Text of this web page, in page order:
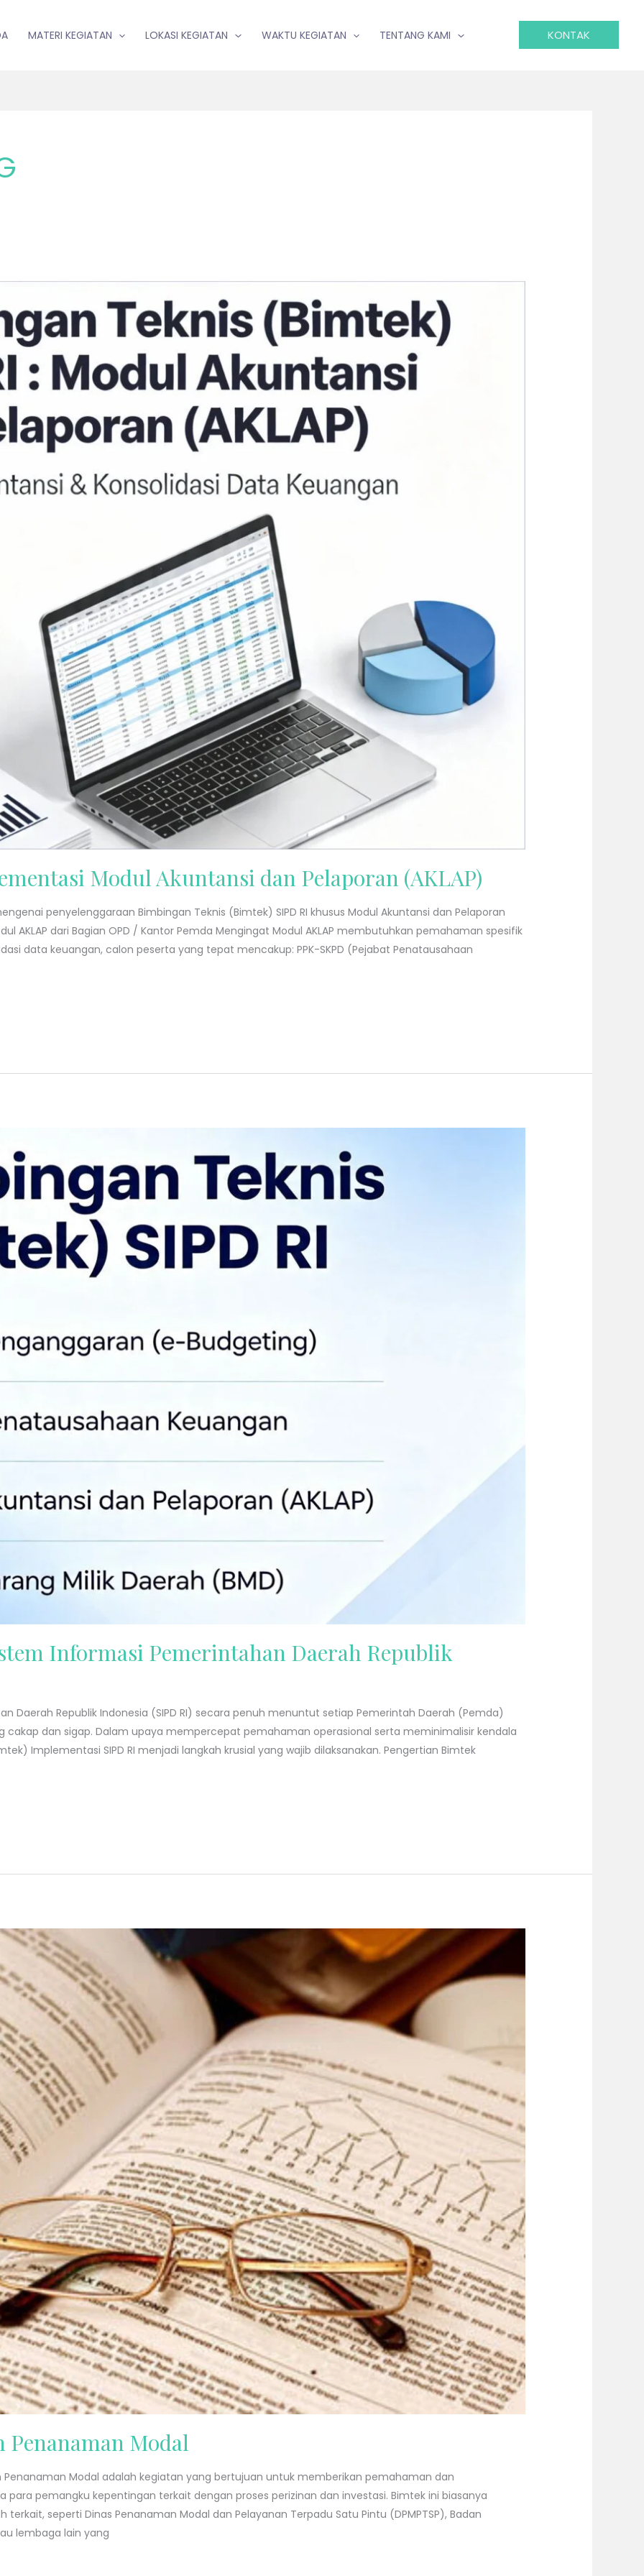
MATERI KEGIATAN LOKASI KEGIATAN WAKTU KEGIATAN TENTANG KAMI KONTAK
Modul Akuntansi dan Pelaporan (AKLAP)
penyelenggaraan Bimbingan Teknis (Bimtek) SIPD RI khusus Modul Akuntansi dan Pelaporan
AKLAP dari Bagian OPD / Kantor Pemda Mengingat Modul AKLAP membutuhkan pemahaman spesifik
data keuangan, calon peserta yang tepat mencakup: PPK-SKPD (Pejabat Penatausahaan
Informasi Pemerintahan Daerah Republik
Daerah Republik Indonesia (SIPD RI) secara penuh menuntut setiap Pemerintah Daerah (Pemda)
cakap dan sigap. Dalam upaya mempercepat pemahaman operasional serta meminimalisir kendala
Implementasi SIPD RI menjadi langkah krusial yang wajib dilaksanakan. Pengertian Bimtek
Modal
Penanaman Modal adalah kegiatan yang bertujuan untuk memberikan pemahaman dan
pemangku kepentingan terkait dengan proses perizinan dan investasi. Bimtek ini biasanya
seperti Dinas Penanaman Modal dan Pelayanan Terpadu Satu Pintu (DPMPTSP), Badan
lembaga lain yang